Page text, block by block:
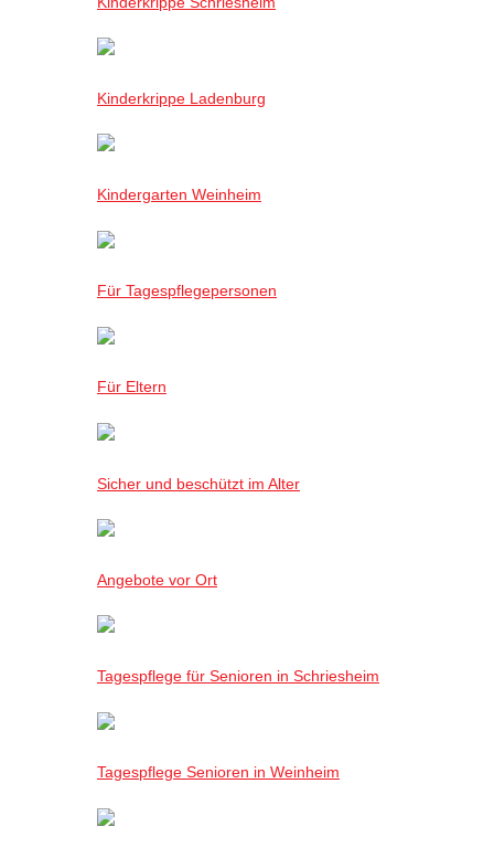
Kinderkrippe Ladenburg
Kindergarten Weinheim
Für Tagespflegepersonen
Für Eltern
Sicher und beschützt im Alter
Angebote vor Ort
Tagespflege für Senioren in Schriesheim
Tagespflege Senioren in Weinheim